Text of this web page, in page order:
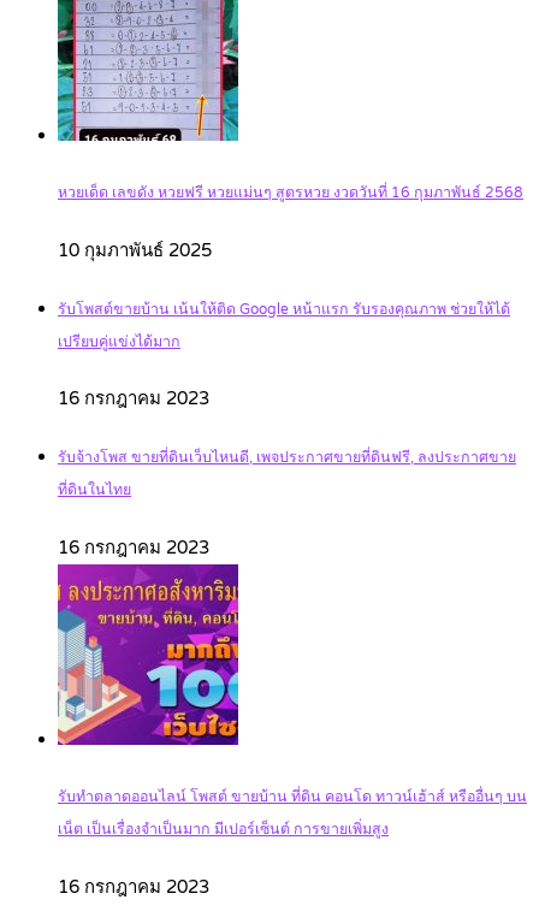
หวยเด็ด เลขดัง หวยฟรี หวยแม่นๆ สูตรหวย งวดวันที่ 16 กุมภาพันธ์ 2568
10 กุมภาพันธ์ 2025
รับโพสต์ขายบ้าน เน้นให้ติด Google หน้าแรก รับรองคุณภาพ ช่วยให้ได้
เปรียบคู่แข่งได้มาก
16 กรกฎาคม 2023
รับจ้างโพส ขายที่ดินเว็บไหนดี, เพจประกาศขายที่ดินฟรี, ลงประกาศขาย
ที่ดินในไทย
16 กรกฎาคม 2023
รับทำตลาดออนไลน์ โพสต์ ขายบ้าน ที่ดิน คอนโด ทาวน์เฮ้าส์ หรืออื่นๆ บน
เน็ต เป็นเรื่องจำเป็นมาก มีเปอร์เซ็นต์ การขายเพิ่มสูง
16 กรกฎาคม 2023